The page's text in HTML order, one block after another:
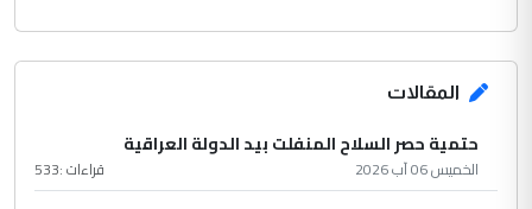
المقالات
حتمية حصر السلاح المنفلت بيد الدولة العراقية
الخميس 06 آب 2026 قراءات :533